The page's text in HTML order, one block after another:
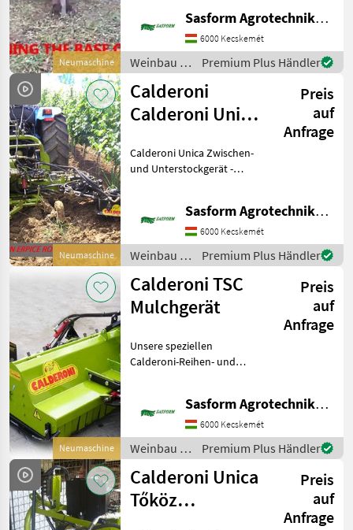
MARKTPLATZ
Marktplatz Händlerangebote Kleinanzeigen
Neumaschine
Obstplantagen.
Standardausstattung: -
Doppelte
Dreipunktverbindung am
Rah
Sasform Agrotechnika Kft.
6000 Kecskemét
Weinbau /
Calderoni
Premium Plus Händler
Neumaschine
Calderoni
Calderoni Unica
Unterstockgerät
Preis
auf
Anfrage
Calderoni Unica Zwischen-
und Unterstockgerät -
ist der Anbau von
Weinreben und intensiven
Obstplantagen.
Hauptmerkmal
Sasform Agrotechnika Kft.
6000 Kecskemét
Weinbau /
Calderoni
Premium Plus Händler
Neumaschine
Calderoni TSC
Mulchgerät
Preis
auf
Anfrage
Unsere speziellen
Calderoni-Reihen- und
können sowohl zum
Zerkleinern von
Weintrauben als auch zum
Jäten von Unkraut in
Weinbergen
Sasform Agrotechnika Kft.
6000 Kecskemét
Weinbau /
Calderoni
Premium Plus Händler
Calderoni Unica
Tőköz
Preis
auf
Anfrage